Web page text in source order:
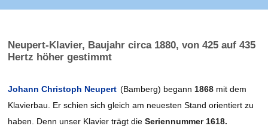
Neupert-Klavier, Baujahr circa 1880, von 425 auf 435
Hertz höher gestimmt
Johann Christoph Neupert (Bamberg) begann1868 mit dem
Klavierbau. Er schien sich gleich am neuesten Stand orientiert zu
haben. Denn unser Klavier trägt dieSeriennummer 1618.